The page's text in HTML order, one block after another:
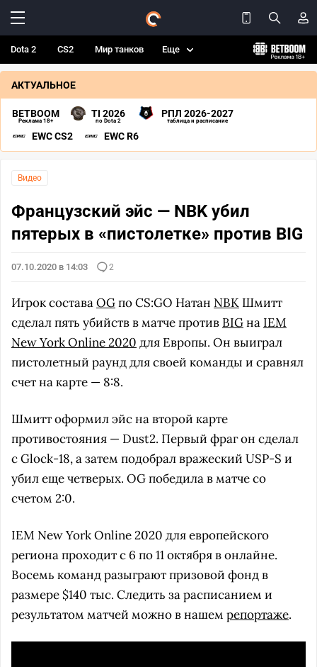
Dota 2 CS2 Мир танков Еще
АКТУАЛЬНОЕ
BETBOOM
Реклама 18+
TI 2026
по Dota 2
РПЛ 2026-2027
таблица и расписание
EWC CS2 EWC R6
Видео
Французский эйс — NBK убил
пятерых в «пистолетке» против BIG
07.10.2020 в 14:03 2
Игрок составаOGпо CS:GO Натан NBK Шмитт
сделал пять убийств в матче против BIGна IEM
New York Online 2020 для Европы. Он выиграл
пистолетный раунд для своей команды и сравнял
счет на карте — 8:8.
Шмитт оформил эйс на второй карте
противостояния — Dust2. Первый фраг он сделал
с Glock-18, а затем подобрал вражеский USP-S и
убил еще четверых. OG победила в матче со
счетом 2:0.
IEM New York Online 2020 для европейского
региона проходит с 6 по 11 октября в онлайне.
Восемь команд разыграют призовой фонд в
размере $140 тыс. Следить за расписанием и
результатом матчей можно в нашем репортаже.